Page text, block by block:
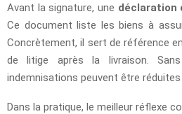
Avant la signature, une déclaration
Ce document liste les biens à
Concrètement, il sert de référence
de litige après la livraison.
indemnisations peuvent être
Dans la pratique, le meilleur réflexe